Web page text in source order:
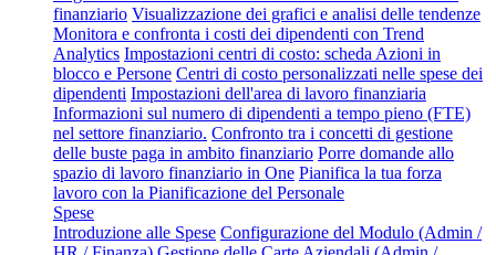
finanziario Visualizzazione dei grafici e analisi delle tendenze
Monitora e confronta i costi dei dipendenti con Trend
Analytics Impostazioni centri di costo: scheda Azioni in
blocco e Persone Centri di costo personalizzati nelle spese dei
dipendenti Impostazioni dell'area di lavoro finanziaria
Informazioni sul numero di dipendenti a tempo pieno (FTE)
nel settore finanziario. Confronto tra i concetti di gestione
delle buste paga in ambito finanziario Porre domande allo
spazio di lavoro finanziario in One Pianifica la tua forza
lavoro con la Pianificazione del Personale
Spese
Introduzione alle Spese Configurazione del Modulo (Admin /